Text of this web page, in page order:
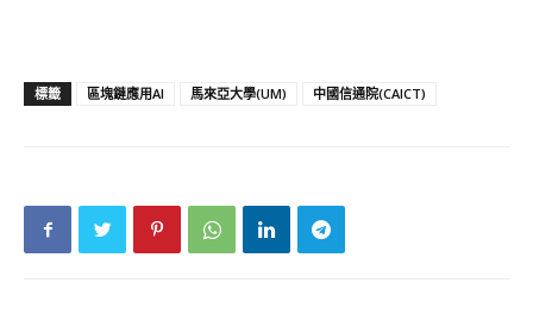
標籤 區塊鏈應用AI 馬來亞大學(UM) 中國信通院(CAICT)